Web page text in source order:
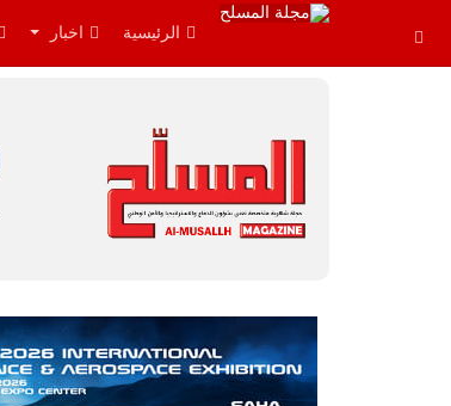
الرئيسية اخبار